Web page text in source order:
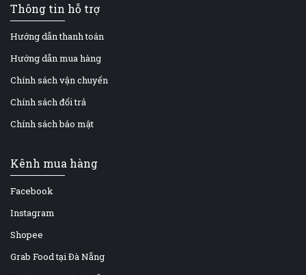
Thông tin hỗ trợ
Hướng dẫn thanh toán
Hướng dẫn mua hàng
Chính sách vận chuyển
Chính sách đổi trả
Chính sách bảo mật
Kênh mua hàng
Facebook
Instagram
Shopee
Grab Food tại Đà Nẵng